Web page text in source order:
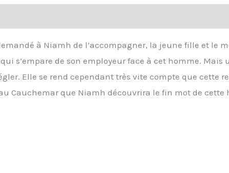
à Niamh de l’accompagner, la jeune fille et le
s’empare de son employeur face à cet homme.
Elle se rend cependant très vite compte que cette
Cauchemar que Niamh découvrira le fin mot de